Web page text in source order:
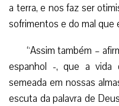
a terra, e nos faz ser
sofrimentos e do mal que
“Assim também –
espanhol -, que a vida
semeada em nossas
escuta da palavra de